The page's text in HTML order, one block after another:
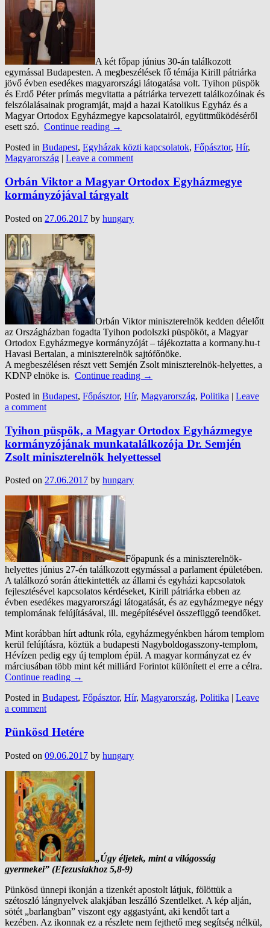
A két főpap június 30-án találkozott
egymással Budapesten. A megbeszélések fő témája Kirill pátriárka
jövő évben esedékes magyarországi látogatása volt. Tyihon püspök
és Erdő Péter prímás megvitatta a pátriárka tervezett találkozóinak és
felszólalásainak programját, majd a hazai Katolikus Egyház és a
Magyar Ortodox Egyházmegye kapcsolatairól, együttműködéséről
esett szó. Continue reading →
Posted in Budapest, Egyházak közti kapcsolatok, Főpásztor, Hír,
Magyarország | Leave a comment
Orbán Viktor a Magyar Ortodox Egyházmegye
kormányzójával tárgyalt
Posted on 27.06.2017 by hungary
Orbán Viktor miniszterelnök kedden délelőtt
az Országházban fogadta Tyihon podolszki püspököt, a Magyar
Ortodox Egyházmegye kormányzóját – tájékoztatta a kormany.hu-t
Havasi Bertalan, a miniszterelnök sajtófőnöke.
A megbeszélésen részt vett Semjén Zsolt miniszterelnök-helyettes, a
KDNP elnöke is. Continue reading →
Posted in Budapest, Főpásztor, Hír, Magyarország, Politika | Leave
a comment
Tyihon püspök, a Magyar Ortodox Egyházmegye
kormányzójának munkatalálkozója Dr. Semjén
Zsolt miniszterelnök helyettessel
Posted on 27.06.2017 by hungary
Főpapunk és a miniszterelnök-
helyettes június 27-én találkozott egymással a parlament épületében.
A találkozó során áttekintették az állami és egyházi kapcsolatok
fejlesztésével kapcsolatos kérdéseket, Kirill pátriárka ebben az
évben esedékes magyarországi látogatását, és az egyházmegye négy
templomának felújításával, ill. megépítésével összefüggő teendőket.
Mint korábban hírt adtunk róla, egyházmegyénkben három templom
kerül felújításra, köztük a budapesti Nagyboldogasszony-templom,
Hévízen pedig egy új templom épül. A magyar kormányzat ez év
márciusában több mint két milliárd Forintot különített el erre a célra.
Continue reading →
Posted in Budapest, Főpásztor, Hír, Magyarország, Politika | Leave
a comment
Pünkösd Hetére
Posted on 09.06.2017 by hungary
„Úgy éljetek, mint a világosság
gyermekei” (Efezusiakhoz 5,8-9)
Pünkösd ünnepi ikonján a tizenkét apostolt látjuk, fölöttük a
szétoszló lángnyelvek alakjában leszálló Szentlelket. A kép alján,
sötét „barlangban” viszont egy aggastyánt, aki kendőt tart a
kezében. Az ikonnak ez a részlete nem fejthető meg segítség nélkül,